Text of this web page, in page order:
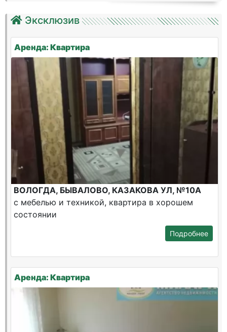
Эксклюзив
Аренда: Квартира
ВОЛОГДА, БЫВАЛОВО, КАЗАКОВА УЛ, №10А
с мебелью и техникой, квартира в хорошем
состоянии
Подробнее
Аренда: Квартира